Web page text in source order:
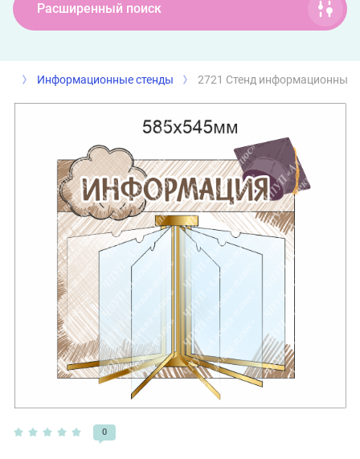
Расширенный поиск
Информационные стенды 2721 Стенд информационный
0